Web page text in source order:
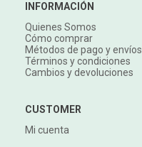
INFORMACIÓN
Quienes Somos
Cómo comprar
Métodos de pago y envíos
Términos y condiciones
Cambios y devoluciones
CUSTOMER
Mi cuenta